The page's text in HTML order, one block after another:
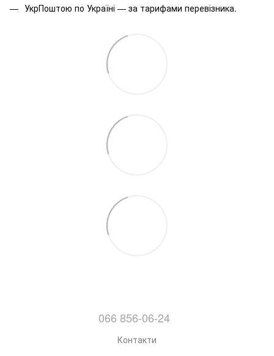
УкрПоштою по Україні — за тарифами перевізника.
066 856-06-24
Контакти